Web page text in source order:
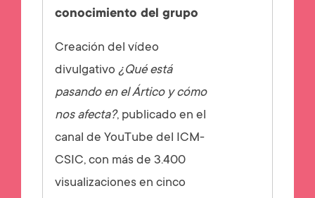
conocimiento del grupo
Creación del vídeo
divulgativo ¿Qué está
pasando en el Ártico y cómo
nos afecta?, publicado en el
canal de YouTube del ICM-
CSIC, con más de 3.400
visualizaciones en cinco